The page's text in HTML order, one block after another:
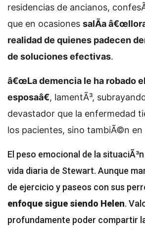
residencias de ancianos,
que en ocasiones salÃ­a
realidad de quienes padecen
de soluciones efectivas.
â€œLa demencia le ha robado
esposaâ€, lamentÃ³,
devastador que la enfermedad
los pacientes, sino tambiÃ©n en
El peso emocional de la
vida diaria de Stewart. Aunque
de ejercicio y paseos con sus
enfoque sigue siendo Helen.
profundamente poder compartir